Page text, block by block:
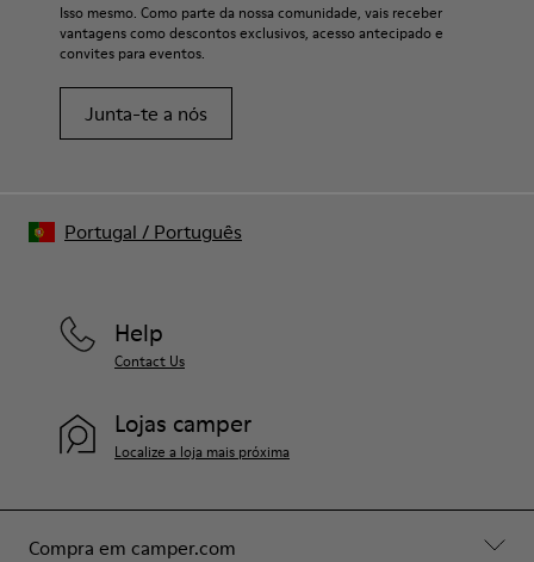
Isso mesmo. Como parte da nossa comunidade, vais receber
vantagens como descontos exclusivos, acesso antecipado e
convites para eventos.
Junta-te a nós
Compra em camper.com
Help
Contact Us
Lojas camper
Localize a loja mais próxima
Portugal / Português